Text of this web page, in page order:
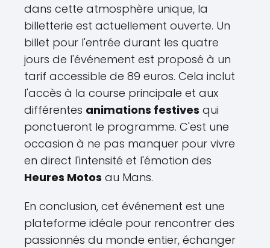
dans cette atmosphère unique, la
billetterie est actuellement ouverte. Un
billet pour l'entrée durant les quatre
jours de l'événement est proposé à un
tarif accessible de 89 euros. Cela inclut
l'accès à la course principale et aux
différentes animations festives qui
ponctueront le programme. C'est une
occasion à ne pas manquer pour vivre
en direct l'intensité et l'émotion des
Heures Motos au Mans.
En conclusion, cet événement est une
plateforme idéale pour rencontrer des
passionnés du monde entier, échanger